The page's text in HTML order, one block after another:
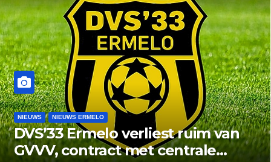
NIEUWS NIEUWS ERMELO
DVS’33 Ermelo verliest ruim van
GVVV, contract met centrale